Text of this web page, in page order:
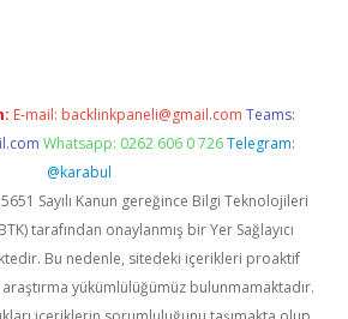
E-mail: backlinkpaneli@gmail.com Teams:
Whatsapp: 0262 606 0 726 Telegram:
@karabul
Sayılı Kanun gereğince Bilgi Teknolojileri
tarafından onaylanmış bir Yer Sağlayıcı
Bu nedenle, sitedeki içerikleri proaktif
yükümlülüğümüz bulunmamaktadır.